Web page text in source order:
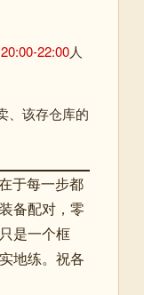
20:00-22:00人
、该存仓库的
于每一步都
备配对，零
是一个框
地练。祝各